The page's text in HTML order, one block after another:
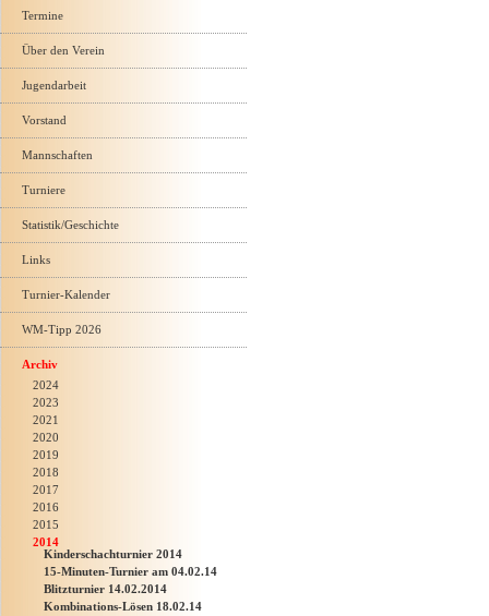
Termine
Über den Verein
Jugendarbeit
Vorstand
Mannschaften
Turniere
Statistik/Geschichte
Links
Turnier-Kalender
WM-Tipp 2026
Archiv
2024
2023
2021
2020
2019
2018
2017
2016
2015
2014
Kinderschachturnier 2014
15-Minuten-Turnier am 04.02.14
Blitzturnier 14.02.2014
Kombinations-Lösen 18.02.14